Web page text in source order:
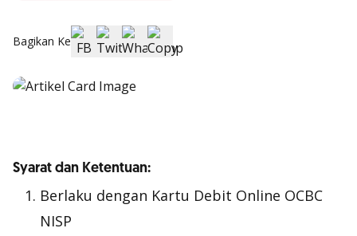
Bagikan Ke
Syarat dan Ketentuan:
Berlaku dengan Kartu Debit Online OCBC
NISP